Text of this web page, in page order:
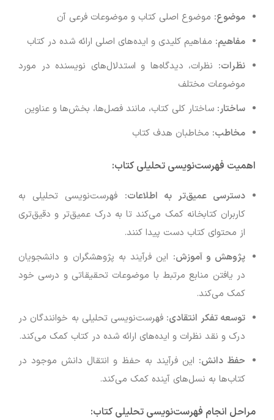
موضوع: موضوع اصلی کتاب و موضوعات فرعی آن
مفاهیم: مفاهیم کلیدی و ایده‌های اصلی ارائه شده در کتاب
نظرات: نظرات، دیدگاه‌ها و استدلال‌های نویسنده در مورد
موضوعات مختلف
ساختار: ساختار کلی کتاب، مانند فصل‌ها، بخش‌ها و عناوین
مخاطب: مخاطبان هدف کتاب
اهمیت فهرست‌نویسی تحلیلی کتاب:
دسترسی عمیق‌تر به اطلاعات: فهرست‌نویسی تحلیلی به
کاربران کتابخانه کمک می‌کند تا به درک عمیق‌تر و دقیق‌تری
از محتوای کتاب دست پیدا کنند.
پژوهش و آموزش: این فرآیند به پژوهشگران و دانشجویان
در یافتن منابع مرتبط با موضوعات تحقیقاتی و درسی خود
کمک می‌کند.
توسعه تفکر انتقادی: فهرست‌نویسی تحلیلی به خوانندگان در
درک و نقد نظرات و ایده‌های ارائه شده در کتاب کمک می‌کند.
حفظ دانش: این فرآیند به حفظ و انتقال دانش موجود در
کتاب‌ها به نسل‌های آینده کمک می‌کند.
مراحل انجام فهرست‌نویسی تحلیلی کتاب: